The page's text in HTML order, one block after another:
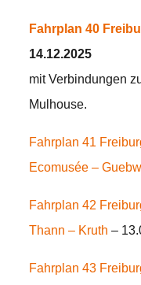
Fahrplan 40
14.12.2025
mit Verbindungen
Mulhouse.
Fahrplan 41
Ecomusée –
Fahrplan 42
Thann – Kruth –
Fahrplan 43